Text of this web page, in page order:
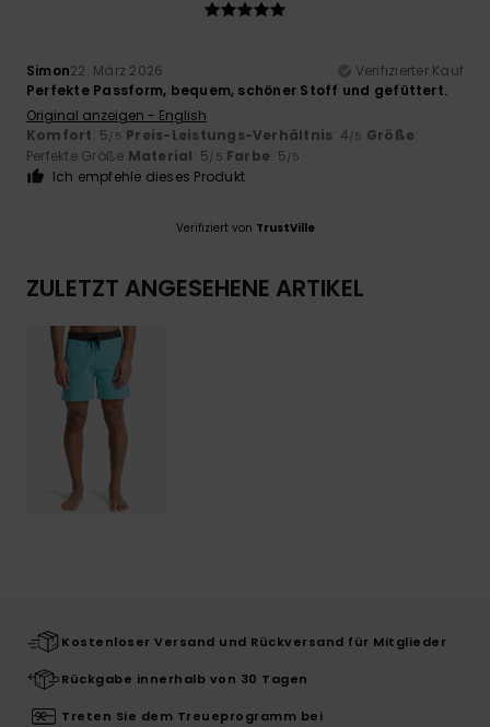
Simon22. März 2026
Verifizierter Kauf
Perfekte Passform, bequem, schöner Stoff und gefüttert.
Original anzeigen - English
Komfort: 5/5 Preis-Leistungs-Verhältnis: 4/5 Größe:
Perfekte Größe Material: 5/5 Farbe: 5/5
Ich empfehle dieses Produkt
Verifiziert von TrustVille
ZULETZT ANGESEHENE ARTIKEL
Kostenloser Versand und Rückversand für Mitglieder
Rückgabe innerhalb von 30 Tagen
Treten Sie dem Treueprogramm bei